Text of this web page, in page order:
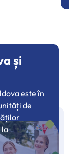
și
este în
de
la